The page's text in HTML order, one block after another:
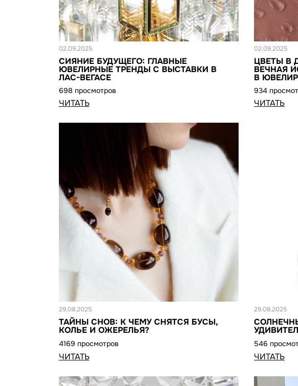
Статья
02.09.2025
СИЯНИЕ БУДУЩЕГО: ГЛАВНЫЕ
ЮВЕЛИРНЫЕ ТРЕНДЫ С ВЫСТАВКИ В
ЛАС-ВЕГАСЕ
698 просмотров
ЧИТАТЬ
Статья
02.09.2025
ЦВЕТЫ В
ВЕЧНАЯ
В
934
ЧИТАТЬ
Статья
29.08.2025
ТАЙНЫ СНОВ: К ЧЕМУ СНЯТСЯ БУСЫ,
КОЛЬЕ И ОЖЕРЕЛЬЯ?
4169 просмотров
ЧИТАТЬ
Статья
29.08.2025
546
ЧИТАТЬ